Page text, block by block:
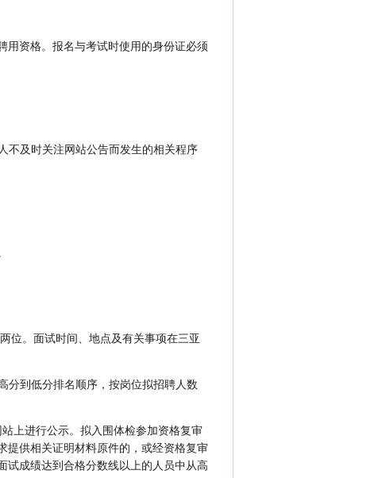
资格。报名与考试时使用的身份证必须
不及时关注网站公告而发生的相关程序
位。面试时间、地点及有关事项在三亚
分到低分排名顺序，按岗位拟招聘人数
上进行公示。拟入围体检参加资格复审
提供相关证明材料原件的，或经资格复审
试成绩达到合格分数线以上的人员中从高